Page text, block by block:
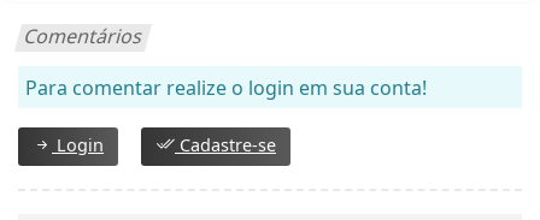
Comentários
Para comentar realize o login em sua conta!
Login Cadastre-se